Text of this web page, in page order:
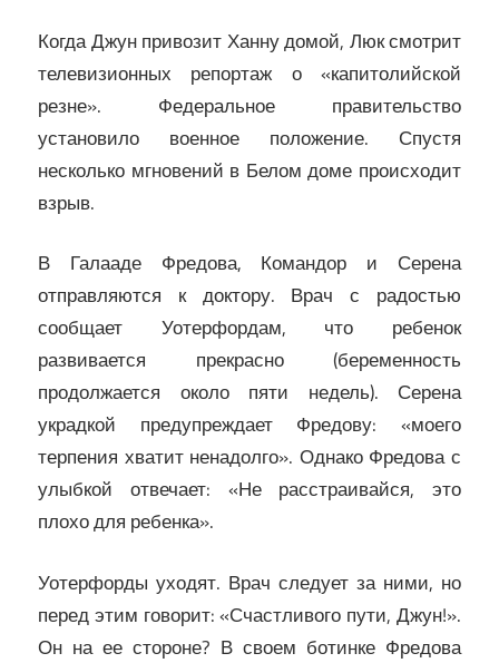
Когда Джун привозит Ханну домой, Люк смотрит
телевизионных репортаж о «капитолийской
резне». Федеральное правительство
установило военное положение. Спустя
несколько мгновений в Белом доме происходит
взрыв.
В Галааде Фредова, Командор и Серена
отправляются к доктору. Врач с радостью
сообщает Уотерфордам, что ребенок
развивается прекрасно (беременность
продолжается около пяти недель). Серена
украдкой предупреждает Фредову: «моего
терпения хватит ненадолго». Однако Фредова с
улыбкой отвечает: «Не расстраивайся, это
плохо для ребенка».
Уотерфорды уходят. Врач следует за ними, но
перед этим говорит: «Счастливого пути, Джун!».
Он на ее стороне? В своем ботинке Фредова